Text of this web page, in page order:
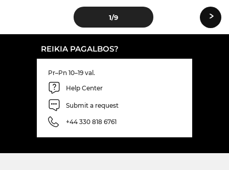
1/9 ›
REIKIA PAGALBOS?
Pr–Pn 10–19 val.
Help Center
Submit a request
+44 330 818 6761